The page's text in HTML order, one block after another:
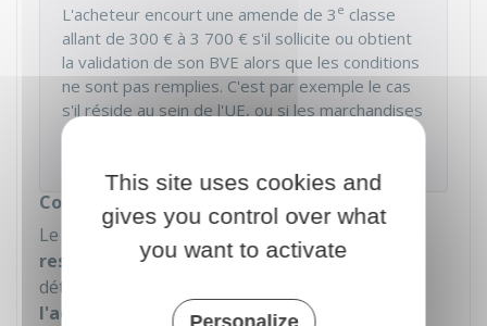
L'acheteur encourt une amende de 3 e classe
allant de 300 € à 3 700 € s'il sollicite ou obtient
la validation de son BVE alors que les conditions
ne sont pas remplies. C'est par exemple le cas
s'il réside au sein de l'UE, ou si les marchandises
achetées constituent pour lui un
Contrôler certaines conditions de la détaxe
Le commerçant doit,
responsabilité, vérifier 2 des conditions de la
détaxe :
l'acheteur
This site uses cookies and
gives you control over what
you want to activate
Personalize